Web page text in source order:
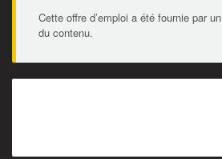
Cette offre d’emploi a été fournie par
du contenu.